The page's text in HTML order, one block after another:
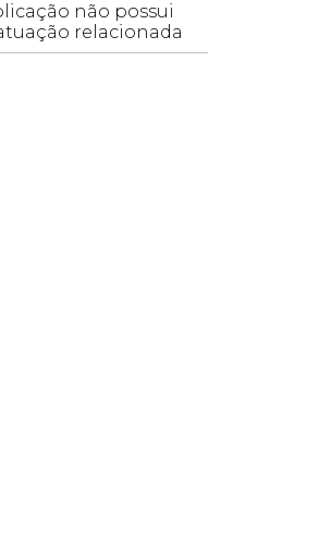
não possui
relacionada